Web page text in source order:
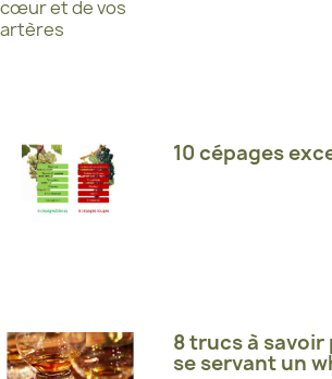
10 cépages
8 trucs à
se servant un